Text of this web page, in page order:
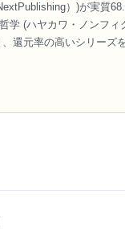
）)が実質
学 (ハヤカワ・ノンフィ
還元率の高いシリーズ